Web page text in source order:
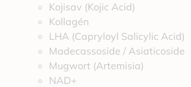
Kojisav (Kojic Acid)
Kollagén
LHA (Capryloyl Salicylic Acid)
Madecassoside / Asiaticoside
Mugwort (Artemisia)
NAD+